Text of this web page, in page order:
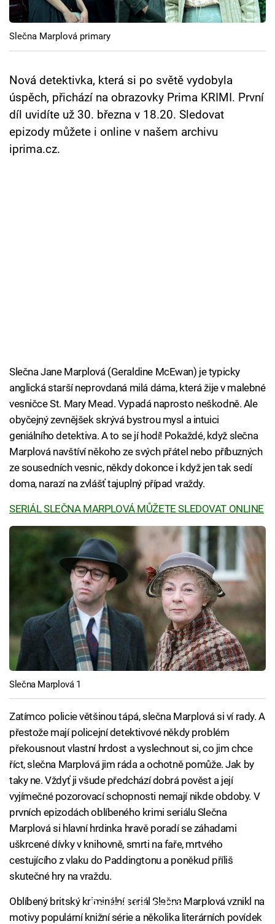
Cool Esport
Pořady
TV Program
Sledujte prima+
Přihlášení
Slečna Marplová primary
Nová detektivka, která si po světě vydobyla
úspěch, přichází na obrazovky Prima KRIMI. První
díl uvidíte už 30. března v 18.20. Sledovat
epizody můžete i online v našem archivu
iprima.cz.
Slečna Jane Marplová (Geraldine McEwan) je typicky
anglická starší neprovdaná milá dáma, která žije v malebné
vesničce St. Mary Mead. Vypadá naprosto neškodně. Ale
obyčejný zevnějšek skrývá bystrou mysl a intuici
geniálního detektiva. A to se jí hodí! Pokaždé, když slečna
Marplová navštíví někoho ze svých přátel nebo příbuzných
ze sousedních vesnic, někdy dokonce i když jen tak sedí
doma, narazí na zvlášť tajuplný případ vraždy.
SERIÁL SLEČNA MARPLOVÁ MŮŽETE SLEDOVAT ONLINE
Slečna Marplová 1
Zatímco policie většinou tápá, slečna Marplová si ví rady. A
přestože mají policejní detektivové někdy problém
překousnout vlastní hrdost a vyslechnout si, co jim chce
říct, slečna Marplová jim ráda a ochotně pomůže. Jak by
taky ne. Vždyť ji všude předchází dobrá pověst a její
vyjímečné pozorovací schopnosti nemají nikde obdoby. V
prvních epizodách oblíbeného krimi seriálu Slečna
Marplová si hlavní hrdinka hravě poradí se záhadami
uškrcené dívky v knihovně, smrti na faře, mrtvého
cestujícího z vlaku do Paddingtonu a poněkud příliš
skutečné hry na vraždu.
Failed to fetch
Oblíbený britský kriminální seriál Slečna Marplová vznikl na
motivy populární knižní série a několika literárních povídek